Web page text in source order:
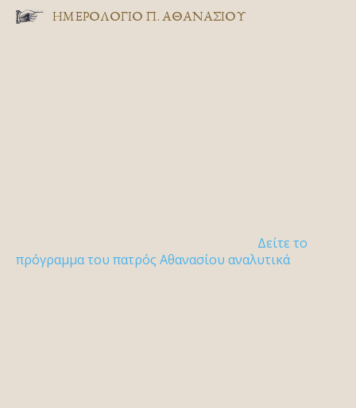
ΗΜΕΡΟΛΟΓΙΟ Π. ΑΘΑΝΑΣΙΟΥ
Δείτε το
πρόγραμμα του πατρός Αθανασίου αναλυτικά